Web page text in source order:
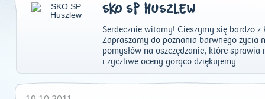
SKO SP HUSZLEW
Serdecznie witamy! Cieszymy się bardzo
Zapraszamy do poznania barwnego życia
pomysłów na oszczędzanie, które
i życzliwe oceny gorąco dziękujemy.